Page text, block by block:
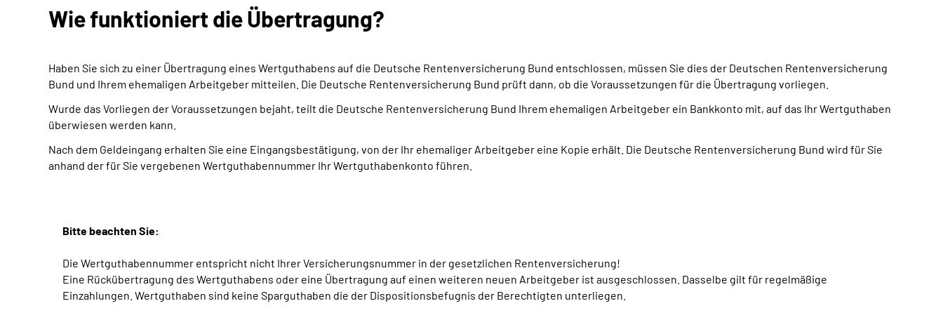
Wie funktioniert die Übertragung?
Haben Sie sich zu einer Übertragung eines Wertguthabens auf die Deutsche Rentenversicherung Bund entschlossen, müssen Sie dies der Deutschen Rentenversicherung
Bund und Ihrem ehemaligen Arbeitgeber mitteilen. Die Deutsche Rentenversicherung Bund prüft dann, ob die Voraussetzungen für die Übertragung vorliegen.
Wurde das Vorliegen der Voraussetzungen bejaht, teilt die Deutsche Rentenversicherung Bund Ihrem ehemaligen Arbeitgeber ein Bankkonto mit, auf das Ihr Wertguthaben
überwiesen werden kann.
Nach dem Geldeingang erhalten Sie eine Eingangsbestätigung, von der Ihr ehemaliger Arbeitgeber eine Kopie erhält. Die Deutsche Rentenversicherung Bund wird für Sie
anhand der für Sie vergebenen Wertguthabennummer Ihr Wertguthabenkonto führen.
Bitte beachten Sie:
Die Wertguthabennummer entspricht nicht Ihrer Versicherungsnummer in der gesetzlichen Rentenversicherung!
Eine Rückübertragung des Wertguthabens oder eine Übertragung auf einen weiteren neuen Arbeitgeber ist ausgeschlossen. Dasselbe gilt für regelmäßige
Einzahlungen. Wertguthaben sind keine Sparguthaben die der Dispositionsbefugnis der Berechtigten unterliegen.